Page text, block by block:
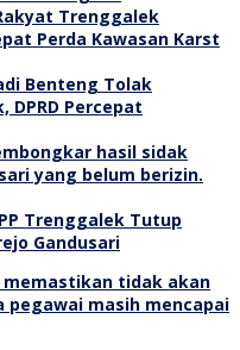
Benteng Tolak
DPRD Percepat
Trenggalek Tutup
Gandusari